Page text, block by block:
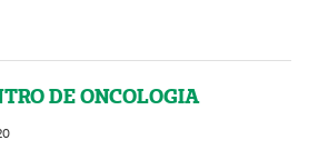
DE ONCOLOGIA